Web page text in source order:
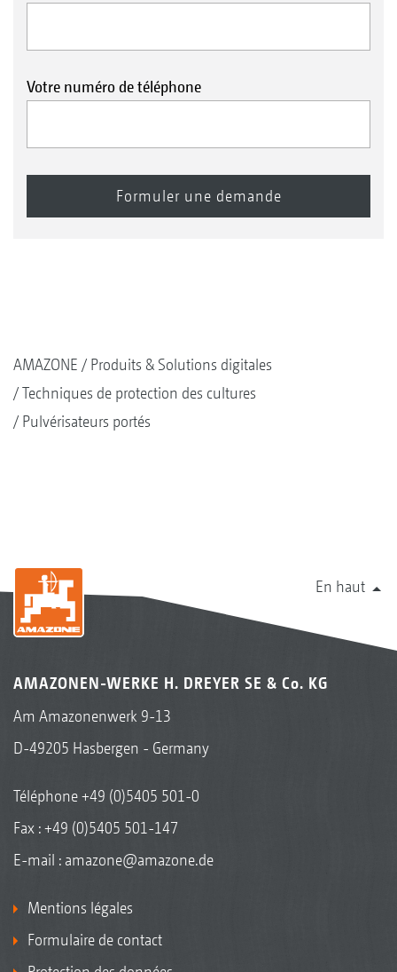
Votre numéro de téléphone
AMAZONE
Produits & Solutions digitales
Techniques de protection des cultures
Pulvérisateurs portés
En haut
AMAZONEN-WERKE H. DREYER SE & Co. KG
Am Amazonenwerk 9-13
D-49205 Hasbergen - Germany
Téléphone+49 (0)5405 501-0
Fax : +49 (0)5405 501-147
E-mail : amazone@amazone.de
Mentions légales
Formulaire de contact